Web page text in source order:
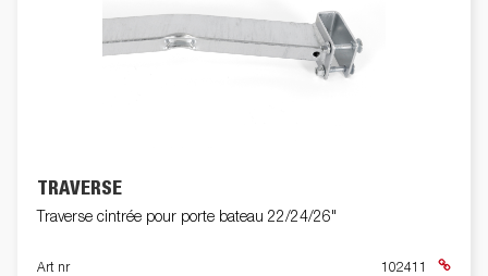
TRAVERSE
Traverse cintrée pour porte bateau 22/24/26"
Art nr 102411